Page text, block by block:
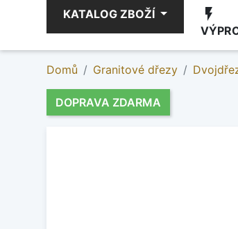
KATALOG ZBOŽÍ flash_on
Domů Granitové dřezy
DOPRAVA ZDARMA